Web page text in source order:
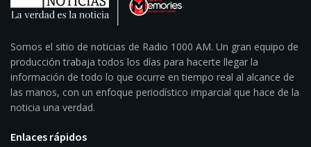
Somos el sitio de noticias de Radio 1000 AM. Un gran equipo de
producción trabaja todos los días para hacerte llegar la
información de todo lo que ocurre en tiempo real al alcance de
las manos, con un enfoque periodístico imparcial que hace de la
noticia una verdad.
Enlaces rápidos